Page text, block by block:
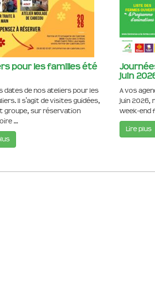
pour les familles été
dates de nos ateliers pour les
Il s'agit de visites guidées,
groupe, sur réservation
...
juin
A vos
juin 2026,
week-end
Lire plus